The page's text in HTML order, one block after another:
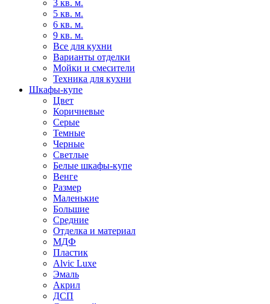
3 кв. м.
5 кв. м.
6 кв. м.
9 кв. м.
Все для кухни
Варианты отделки
Мойки и смесители
Техника для кухни
Шкафы-купе
Цвет
Коричневые
Серые
Темные
Черные
Светлые
Белые шкафы-купе
Венге
Размер
Маленькие
Большие
Средние
Отделка и материал
МДФ
Пластик
Alvic Luxe
Эмаль
Акрил
ДСП